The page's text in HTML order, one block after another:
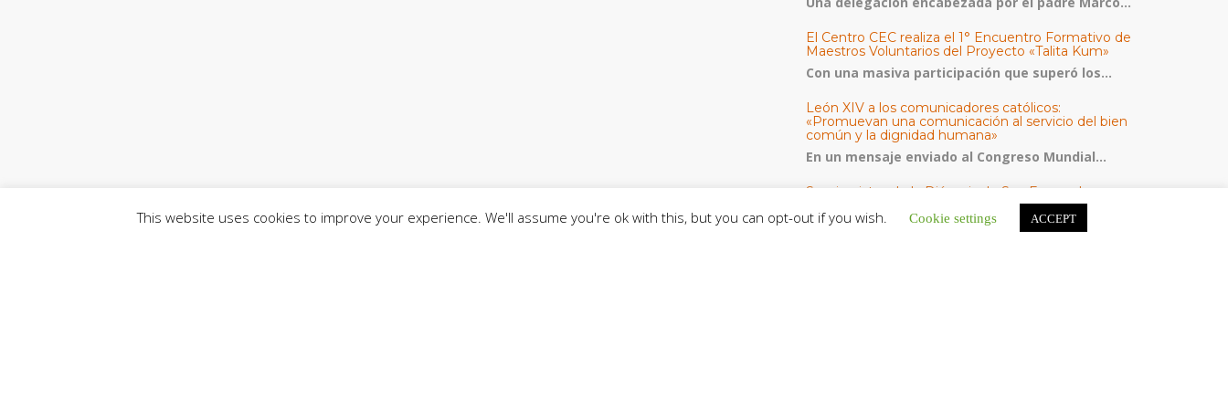
El Centro CEC realiza el 1° Encuentro Formativo de
Maestros Voluntarios del Proyecto «Talita Kum»
Con una masiva participación que superó los...
León XIV a los comunicadores católicos:
«Promuevan una comunicación al servicio del bien
común y la dignidad humana»
En un mensaje enviado al Congreso Mundial...
Seminaristas de la Diócesis de San Fernando
comienzan Misiones en la Parroquia Ntra. Sra. del
Carmen de Guachara
This website uses cookies to improve your experience. We'll assume you're ok with this, but you can opt-out if you wish. Cookie settings ACCEPT